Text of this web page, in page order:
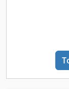
állvány profilja:
Méretek: 80 W
Furattávolság:
Gyártás:
rácsos rácsok:
lépésekben